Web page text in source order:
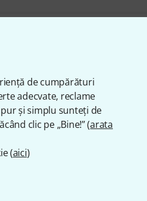
de cumpărături
adecvate, reclame
și simplu sunteți de
clic pe „Bine!” (arata
(aici)